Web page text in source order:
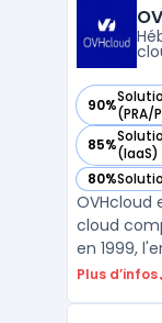
mesures
90%(PRA/
— voir
85%(IaaS)
— voir
80%
— voir
OVHcloud
cloud
en 1999,
complète
Plus d’infos